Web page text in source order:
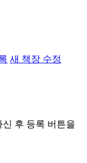
새 책장 수정
신 후 등록 버튼을